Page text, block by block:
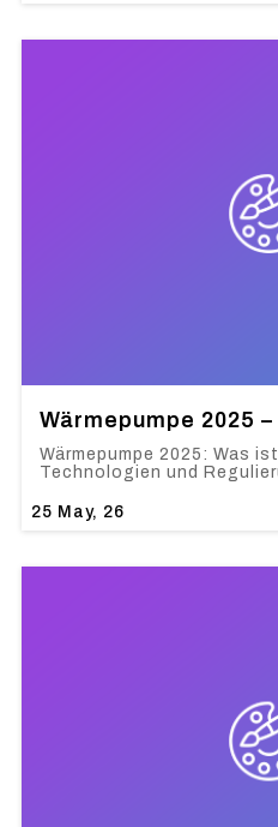
Wärmepumpe 2025
25 May, 26
Wärmepumpe 2025: Was
Technologien und